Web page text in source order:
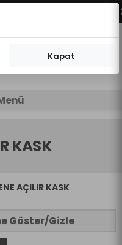
VADE FARKSIZ 2 -
Menü
KASK
AÇILIR KASK
Göster/Gizle
Kapat